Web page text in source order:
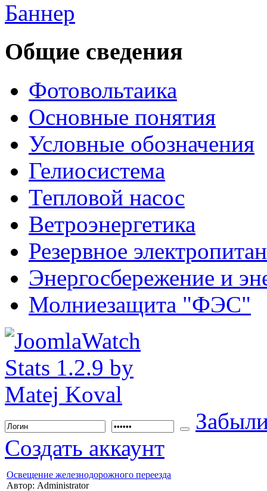
Общие сведения
Фотовольтаика
Основные понятия
Условные обозначения
Гелиосистема
Тепловой насос
Ветроэнергетика
Резервное
Энергосбережение и
Молниезащита "ФЭС"
Создать аккаунт
Освещение железнодорожного переезда
Автор: Administrator